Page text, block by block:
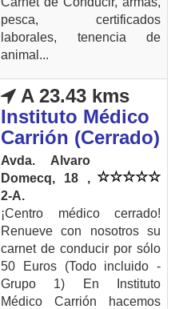
pesca, certificados
laborales, tenencia de
animal...
A 23.43 kms
Instituto Médico
Carrión (Cerrado)
Avda. Alvaro
Domecq, 18 ,
2-A.
¡Centro médico cerrado!
Renueve con nosotros su
carnet de conducir por sólo
50 Euros (Todo incluido -
Grupo 1) En Instituto
Médico Carrión hacemos